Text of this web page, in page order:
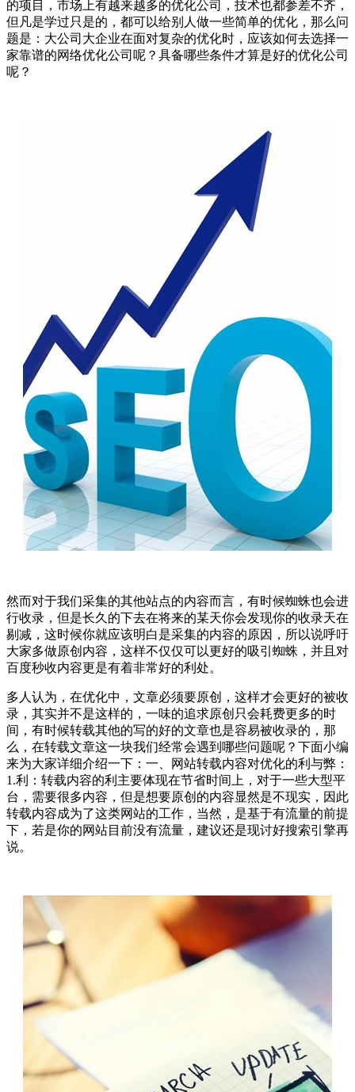
的项目，市场上有越来越多的优化公司，技术也都参差不齐，
但凡是学过只是的，都可以给别人做一些简单的优化，那么问
题是：大公司大企业在面对复杂的优化时，应该如何去选择一
家靠谱的网络优化公司呢？具备哪些条件才算是好的优化公司
呢？
然而对于我们采集的其他站点的内容而言，有时候蜘蛛也会进
行收录，但是长久的下去在将来的某天你会发现你的收录天在
剔减，这时候你就应该明白是采集的内容的原因，所以说呼吁
大家多做原创内容，这样不仅仅可以更好的吸引蜘蛛，并且对
百度秒收内容更是有着非常好的利处。
多人认为，在优化中，文章必须要原创，这样才会更好的被收
录，其实并不是这样的，一味的追求原创只会耗费更多的时
间，有时候转载其他的写的好的文章也是容易被收录的，那
么，在转载文章这一块我们经常会遇到哪些问题呢？下面小编
来为大家详细介绍一下：一、网站转载内容对优化的利与弊：
1.利：转载内容的利主要体现在节省时间上，对于一些大型平
台，需要很多内容，但是想要原创的内容显然是不现实，因此
转载内容成为了这类网站的工作，当然，是基于有流量的前提
下，若是你的网站目前没有流量，建议还是现讨好搜索引擎再
说。